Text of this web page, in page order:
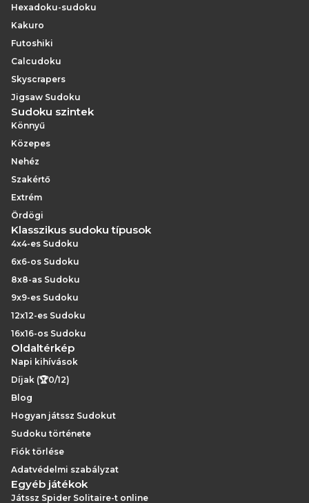
Hexadoku-sudoku
Kakuro
Futoshiki
Calcudoku
Skyscrapers
Jigsaw Sudoku
Sudoku szintek
Könnyű
Közepes
Nehéz
Szakértő
Extrém
Ördögi
Klasszikus sudoku típusok
4x4-es Sudoku
6x6-os Sudoku
8x8-as Sudoku
9x9-es Sudoku
12x12-es Sudoku
16x16-os Sudoku
Oldaltérkép
Napi kihívások
Díjak (🏆0/12)
Blog
Hogyan játssz Sudokut
Sudoku története
Fiók törlése
Adatvédelmi szabályzat
Egyéb játékok
Játssz Spider Solitaire-t online